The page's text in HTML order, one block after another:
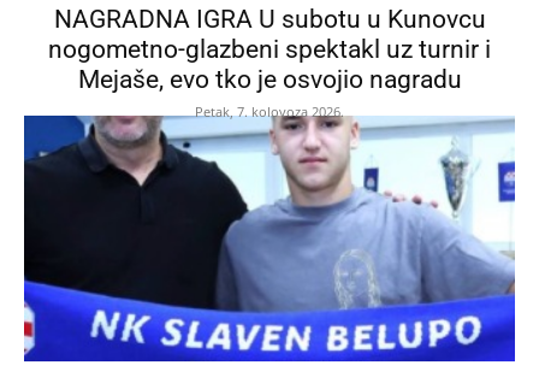
NAGRADNA IGRA U subotu u Kunovcu
nogometno-glazbeni spektakl uz turnir i
Mejaše, evo tko je osvojio nagradu
Petak, 7. kolovoza 2026.